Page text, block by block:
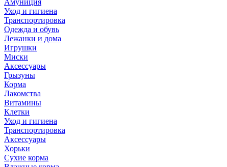
Амуниция
Уход и гигиена
Транспортировка
Одежда и обувь
Лежанки и дома
Игрушки
Миски
Аксессуары
Грызуны
Корма
Лакомства
Витамины
Клетки
Уход и гигиена
Транспортировка
Аксессуары
Хорьки
Сухие корма